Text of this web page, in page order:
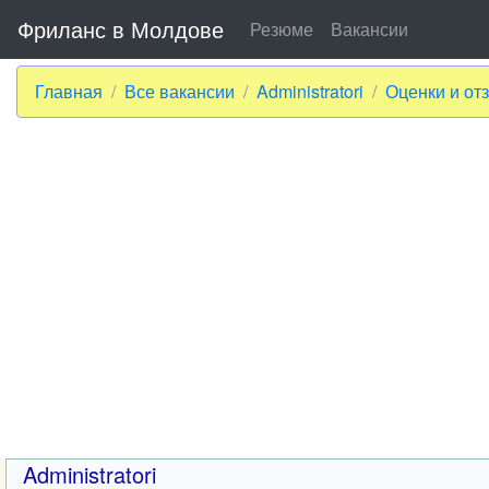
Фриланс в Молдове Резюме Вакансии
Главная Все вакансии Administratori Оценки и
Administratori